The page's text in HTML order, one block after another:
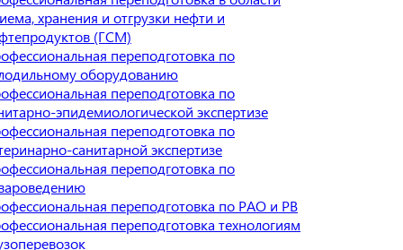
хранения и отгрузки нефти и
(ГСМ)
переподготовка по
оборудованию
переподготовка по
эпидемиологической экспертизе
переподготовка по
санитарной экспертизе
переподготовка по
переподготовка по РАО и РВ
переподготовка технологиям